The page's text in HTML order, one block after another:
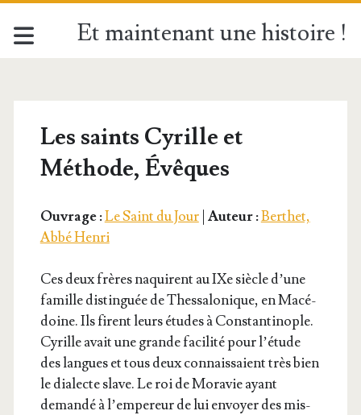
Et maintenant une histoire !
Les saints Cyrille et
Méthode, Évêques
Ouvrage :Le Saint du Jour| Auteur :Berthet,
Abbé Henri
Ces deux frères naquirent au IXe siècle d’une
famille dis­tin­guée de Thes­sa­lo­nique, en Macé­
doine. Ils firent leurs études à Constan­ti­nople.
Cyrille avait une grande faci­li­té pour l’é­tude
des langues et tous deux connais­saient très bien
le dia­lecte slave. Le roi de Mora­vie ayant
deman­dé à l’empereur de lui envoyer des mis­